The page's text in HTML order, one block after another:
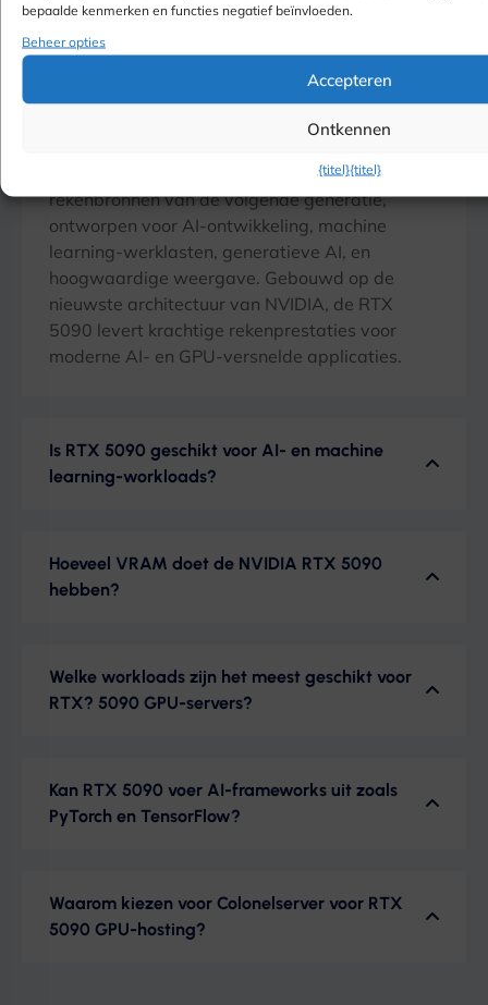
bepaalde kenmerken en functies negatief beïnvloeden.
Beheer opties
Accepteren
Ontkennen
{titel}{titel}
Wat is NVIDIA RTX 5090 GPU-hosting?
NVIDIA RTX 5090 GPU-hosting biedt GPU-
rekenbronnen van de volgende generatie,
ontworpen voor AI-ontwikkeling, machine
learning-werklasten, generatieve AI, en
hoogwaardige weergave. Gebouwd op de
nieuwste architectuur van NVIDIA, de RTX
5090 levert krachtige rekenprestaties voor
moderne AI- en GPU-versnelde applicaties.
Is RTX 5090 geschikt voor AI- en machine
learning-workloads?
Hoeveel VRAM doet de NVIDIA RTX 5090
hebben?
Welke workloads zijn het meest geschikt voor
RTX? 5090 GPU-servers?
Kan RTX 5090 voer AI-frameworks uit zoals
PyTorch en TensorFlow?
Waarom kiezen voor Colonelserver voor RTX
5090 GPU-hosting?